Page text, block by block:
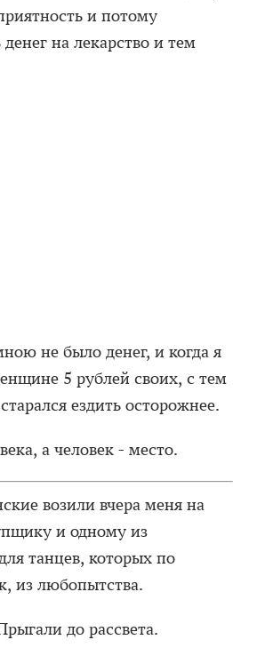
и потому
на лекарство и тем
не было денег, и когда я
5 рублей своих, с тем
ездить осторожнее.
а человек - место.
возили вчера меня на
и одному из
танцев, которых по
из любопытства.
до рассвета.